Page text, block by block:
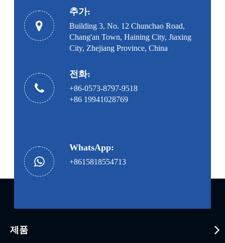
추가:
Building 3, No. 12 Chunchao Road,
Chang'an Town, Haining City, Jiaxing
City, Zhejiang Province, China
전화:
+86-0573-8797-9518
+86 19941028769
WhatsApp:
+8615818554713
제품